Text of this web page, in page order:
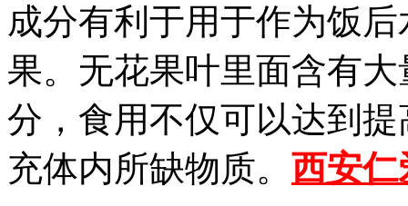
成分有利于用于作为饭
果。无花果叶里面含有
分，食用不仅可以达到
充体内所缺物质。 西安仁